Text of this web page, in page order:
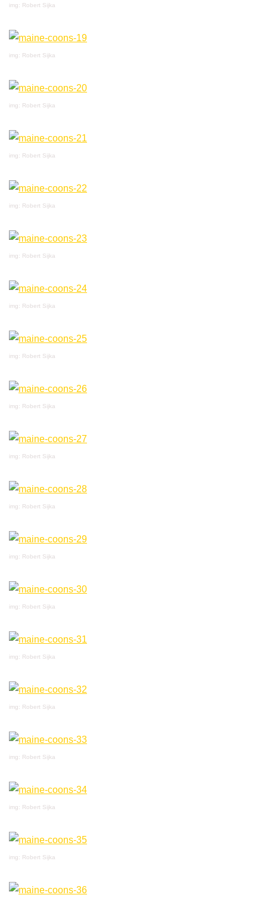
img: Robert Sijka
img: Robert Sijka
img: Robert Sijka
img: Robert Sijka
img: Robert Sijka
img: Robert Sijka
img: Robert Sijka
img: Robert Sijka
img: Robert Sijka
img: Robert Sijka
img: Robert Sijka
img: Robert Sijka
img: Robert Sijka
img: Robert Sijka
img: Robert Sijka
img: Robert Sijka
img: Robert Sijka
img: Robert Sijka